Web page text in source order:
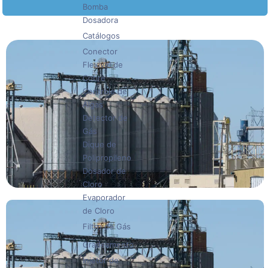
Bomba
Dosadora
Catálogos
Conector
Flexível de
Cobre
Controle de
Algas
Detector de
Gás
Dique de
Polipropileno
Dosador de
Cloro
Evaporador
de Cloro
Filtro de Gás
Gradeamento
Injetor de